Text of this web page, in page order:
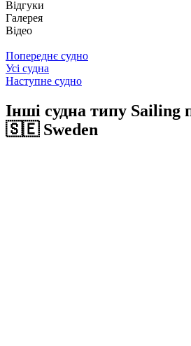
Відгуки
Галерея
Відео
Попереднє судно
Усі судна
Наступне судно
Інші судна типу Sailing
🇸🇪 Sweden